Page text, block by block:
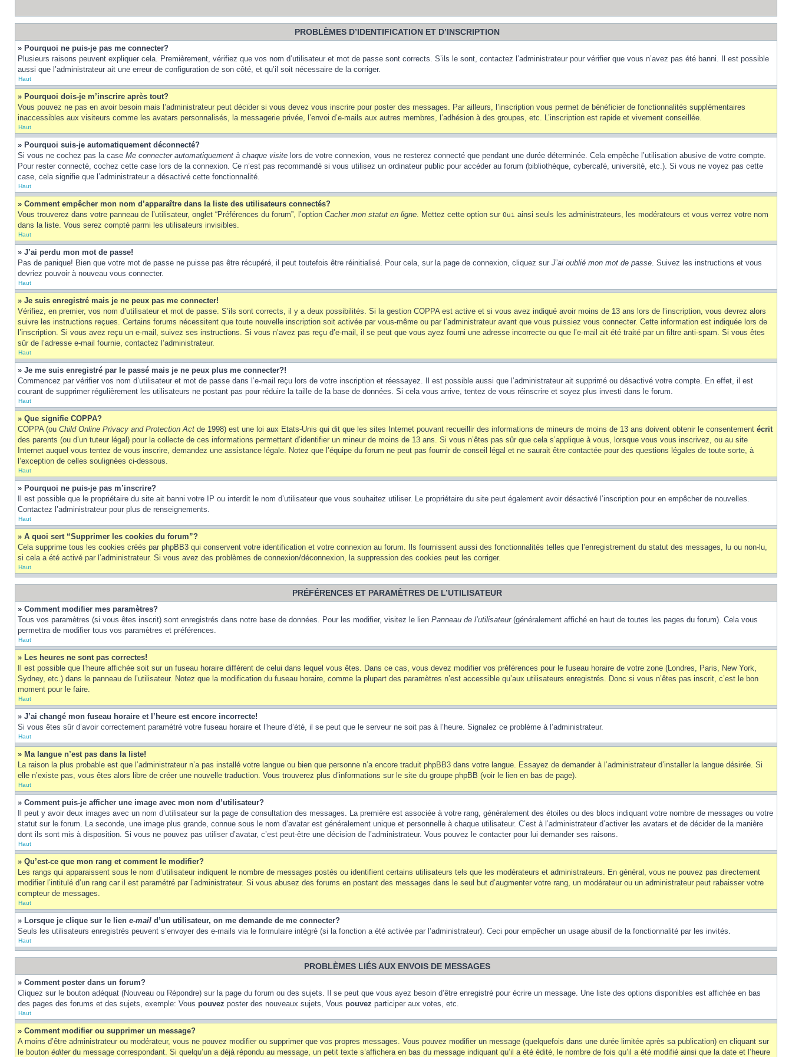
PROBLÈMES D’IDENTIFICATION ET D’INSCRIPTION
» Pourquoi ne puis-je pas me connecter?
Plusieurs raisons peuvent expliquer cela. Premièrement, vérifiez que vos nom d’utilisateur et mot de passe sont corrects. S’ils le sont, contactez l’administrateur pour vérifier que vous n’avez pas été banni. Il est possible
aussi que l’administrateur ait une erreur de configuration de son côté, et qu’il soit nécessaire de la corriger.
Haut
» Pourquoi dois-je m’inscrire après tout?
Vous pouvez ne pas en avoir besoin mais l’administrateur peut décider si vous devez vous inscrire pour poster des messages. Par ailleurs, l’inscription vous permet de bénéficier de fonctionnalités supplémentaires
inaccessibles aux visiteurs comme les avatars personnalisés, la messagerie privée, l’envoi d’e-mails aux autres membres, l’adhésion à des groupes, etc. L’inscription est rapide et vivement conseillée.
Haut
» Pourquoi suis-je automatiquement déconnecté?
Si vous ne cochez pas la case Me connecter automatiquement à chaque visite lors de votre connexion, vous ne resterez connecté que pendant une durée déterminée. Cela empêche l’utilisation abusive de votre compte.
Pour rester connecté, cochez cette case lors de la connexion. Ce n’est pas recommandé si vous utilisez un ordinateur public pour accéder au forum (bibliothèque, cybercafé, université, etc.). Si vous ne voyez pas cette
case, cela signifie que l’administrateur a désactivé cette fonctionnalité.
Haut
» Comment empêcher mon nom d’apparaître dans la liste des utilisateurs connectés?
Vous trouverez dans votre panneau de l’utilisateur, onglet “Préférences du forum”, l’option Cacher mon statut en ligne. Mettez cette option sur Oui ainsi seuls les administrateurs, les modérateurs et vous verrez votre nom
dans la liste. Vous serez compté parmi les utilisateurs invisibles.
Haut
» J’ai perdu mon mot de passe!
Pas de panique! Bien que votre mot de passe ne puisse pas être récupéré, il peut toutefois être réinitialisé. Pour cela, sur la page de connexion, cliquez sur J’ai oublié mon mot de passe. Suivez les instructions et vous
devriez pouvoir à nouveau vous connecter.
Haut
» Je suis enregistré mais je ne peux pas me connecter!
Vérifiez, en premier, vos nom d’utilisateur et mot de passe. S’ils sont corrects, il y a deux possibilités. Si la gestion COPPA est active et si vous avez indiqué avoir moins de 13 ans lors de l’inscription, vous devrez alors
suivre les instructions reçues. Certains forums nécessitent que toute nouvelle inscription soit activée par vous-même ou par l’administrateur avant que vous puissiez vous connecter. Cette information est indiquée lors de
l’inscription. Si vous avez reçu un e-mail, suivez ses instructions. Si vous n’avez pas reçu d’e-mail, il se peut que vous ayez fourni une adresse incorrecte ou que l’e-mail ait été traité par un filtre anti-spam. Si vous êtes
sûr de l’adresse e-mail fournie, contactez l’administrateur.
Haut
» Je me suis enregistré par le passé mais je ne peux plus me connecter?!
Commencez par vérifier vos nom d’utilisateur et mot de passe dans l’e-mail reçu lors de votre inscription et réessayez. Il est possible aussi que l’administrateur ait supprimé ou désactivé votre compte. En effet, il est
courant de supprimer régulièrement les utilisateurs ne postant pas pour réduire la taille de la base de données. Si cela vous arrive, tentez de vous réinscrire et soyez plus investi dans le forum.
Haut
» Que signifie COPPA?
COPPA (ou Child Online Privacy and Protection Act de 1998) est une loi aux Etats-Unis qui dit que les sites Internet pouvant recueillir des informations de mineurs de moins de 13 ans doivent obtenir le consentement écrit
des parents (ou d’un tuteur légal) pour la collecte de ces informations permettant d’identifier un mineur de moins de 13 ans. Si vous n’êtes pas sûr que cela s’applique à vous, lorsque vous vous inscrivez, ou au site
Internet auquel vous tentez de vous inscrire, demandez une assistance légale. Notez que l’équipe du forum ne peut pas fournir de conseil légal et ne saurait être contactée pour des questions légales de toute sorte, à
l’exception de celles soulignées ci-dessous.
Haut
» Pourquoi ne puis-je pas m’inscrire?
Il est possible que le propriétaire du site ait banni votre IP ou interdit le nom d’utilisateur que vous souhaitez utiliser. Le propriétaire du site peut également avoir désactivé l’inscription pour en empêcher de nouvelles.
Contactez l’administrateur pour plus de renseignements.
Haut
» A quoi sert “Supprimer les cookies du forum”?
Cela supprime tous les cookies créés par phpBB3 qui conservent votre identification et votre connexion au forum. Ils fournissent aussi des fonctionnalités telles que l’enregistrement du statut des messages, lu ou non-lu,
si cela a été activé par l’administrateur. Si vous avez des problèmes de connexion/déconnexion, la suppression des cookies peut les corriger.
Haut
PRÉFÉRENCES ET PARAMÈTRES DE L’UTILISATEUR
» Comment modifier mes paramètres?
Tous vos paramètres (si vous êtes inscrit) sont enregistrés dans notre base de données. Pour les modifier, visitez le lien Panneau de l’utilisateur(généralement affiché en haut de toutes les pages du forum). Cela vous
permettra de modifier tous vos paramètres et préférences.
Haut
» Les heures ne sont pas correctes!
Il est possible que l’heure affichée soit sur un fuseau horaire différent de celui dans lequel vous êtes. Dans ce cas, vous devez modifier vos préférences pour le fuseau horaire de votre zone (Londres, Paris, New York,
Sydney, etc.) dans le panneau de l’utilisateur. Notez que la modification du fuseau horaire, comme la plupart des paramètres n’est accessible qu’aux utilisateurs enregistrés. Donc si vous n’êtes pas inscrit, c’est le bon
moment pour le faire.
Haut
» J’ai changé mon fuseau horaire et l’heure est encore incorrecte!
Si vous êtes sûr d’avoir correctement paramétré votre fuseau horaire et l’heure d’été, il se peut que le serveur ne soit pas à l’heure. Signalez ce problème à l’administrateur.
Haut
» Ma langue n’est pas dans la liste!
La raison la plus probable est que l’administrateur n’a pas installé votre langue ou bien que personne n’a encore traduit phpBB3 dans votre langue. Essayez de demander à l’administrateur d’installer la langue désirée. Si
elle n’existe pas, vous êtes alors libre de créer une nouvelle traduction. Vous trouverez plus d’informations sur le site du groupe phpBB (voir le lien en bas de page).
Haut
» Comment puis-je afficher une image avec mon nom d’utilisateur?
Il peut y avoir deux images avec un nom d’utilisateur sur la page de consultation des messages. La première est associée à votre rang, généralement des étoiles ou des blocs indiquant votre nombre de messages ou votre
statut sur le forum. La seconde, une image plus grande, connue sous le nom d’avatar est généralement unique et personnelle à chaque utilisateur. C’est à l’administrateur d’activer les avatars et de décider de la manière
dont ils sont mis à disposition. Si vous ne pouvez pas utiliser d’avatar, c’est peut-être une décision de l’administrateur. Vous pouvez le contacter pour lui demander ses raisons.
Haut
» Qu’est-ce que mon rang et comment le modifier?
Les rangs qui apparaissent sous le nom d’utilisateur indiquent le nombre de messages postés ou identifient certains utilisateurs tels que les modérateurs et administrateurs. En général, vous ne pouvez pas directement
modifier l’intitulé d’un rang car il est paramétré par l’administrateur. Si vous abusez des forums en postant des messages dans le seul but d’augmenter votre rang, un modérateur ou un administrateur peut rabaisser votre
compteur de messages.
Haut
» Lorsque je clique sur le lien e-mail d’un utilisateur, on me demande de me connecter?
Seuls les utilisateurs enregistrés peuvent s’envoyer des e-mails via le formulaire intégré (si la fonction a été activée par l’administrateur). Ceci pour empêcher un usage abusif de la fonctionnalité par les invités.
Haut
PROBLÈMES LIÉS AUX ENVOIS DE MESSAGES
» Comment poster dans un forum?
Cliquez sur le bouton adéquat (Nouveau ou Répondre) sur la page du forum ou des sujets. Il se peut que vous ayez besoin d’être enregistré pour écrire un message. Une liste des options disponibles est affichée en bas
des pages des forums et des sujets, exemple: Vous pouvez poster des nouveaux sujets, Vous pouvez participer aux votes, etc.
Haut
» Comment modifier ou supprimer un message?
A moins d’être administrateur ou modérateur, vous ne pouvez modifier ou supprimer que vos propres messages. Vous pouvez modifier un message (quelquefois dans une durée limitée après sa publication) en cliquant sur
le bouton éditerdu message correspondant. Si quelqu’un a déjà répondu au message, un petit texte s’affichera en bas du message indiquant qu’il a été édité, le nombre de fois qu’il a été modifié ainsi que la date et l’heure